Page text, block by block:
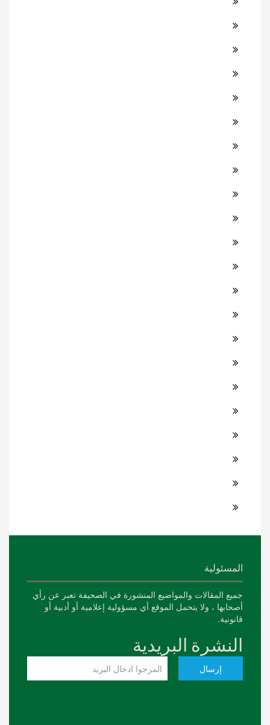
المسئولية
جميع المقالات والمواضيع المنشورة في الصحيفة تعبر عن رأي
أصحابها ، ولا يتحمل الموقع أي مسؤولية إعلامية أو أدبية أو
قانونية.
النشرة البريدية